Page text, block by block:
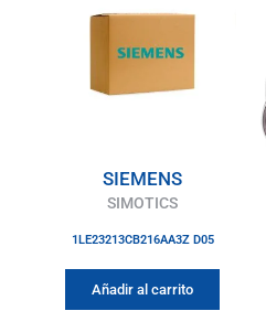
SIEMENS
SIMOTICS
1LE23213CB216AA3Z D05
Añadir al carrito